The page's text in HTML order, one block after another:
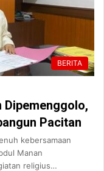
BERITA
Dipemenggolo,
Pacitan
kebersamaan
Manan
religius…